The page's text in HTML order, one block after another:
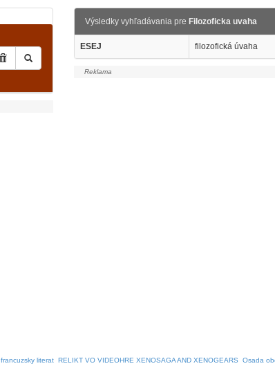
Výsledky vyhľadávania pre Filozoficka uvaha
ESEJ filozofická úvaha
francuzsky literat RELIKT VO VIDEOHRE XENOSAGA AND XENOGEARS Osada